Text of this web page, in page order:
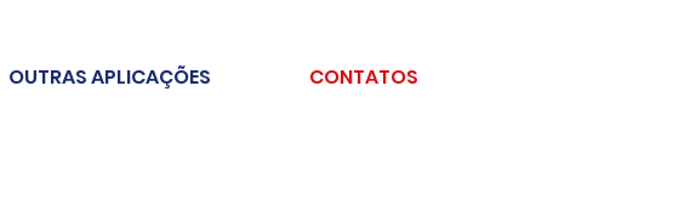
OUTRAS APLICAÇÕES CONTATOS